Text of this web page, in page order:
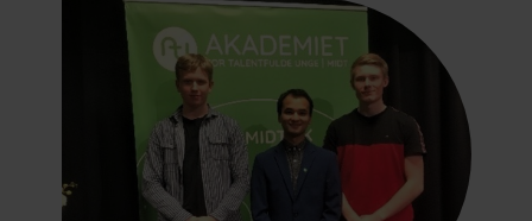
Almen voksenuddannelse (AVU)
Ordblindeundervisning (OBU)
Talenttilbud